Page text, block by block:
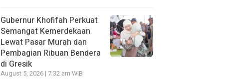
Gubernur Khofifah Perkuat
Semangat Kemerdekaan
Lewat Pasar Murah dan
Pembagian Ribuan Bendera
di Gresik
August 5, 2026 | 7:32 am WIB